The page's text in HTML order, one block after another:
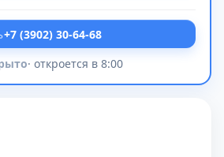
+7 (3902) 30-64-68
· откроется в 8:00